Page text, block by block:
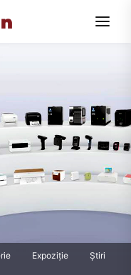
Expoziţie
Știri